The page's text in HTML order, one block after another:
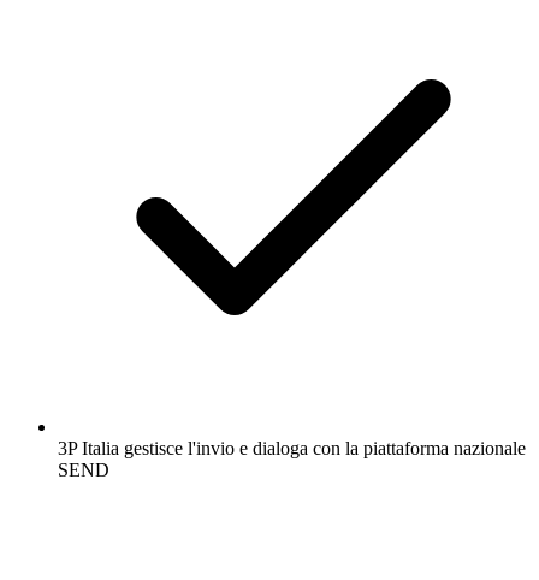
3P Italia gestisce l'invio e dialoga con la piattaforma nazionale
SEND